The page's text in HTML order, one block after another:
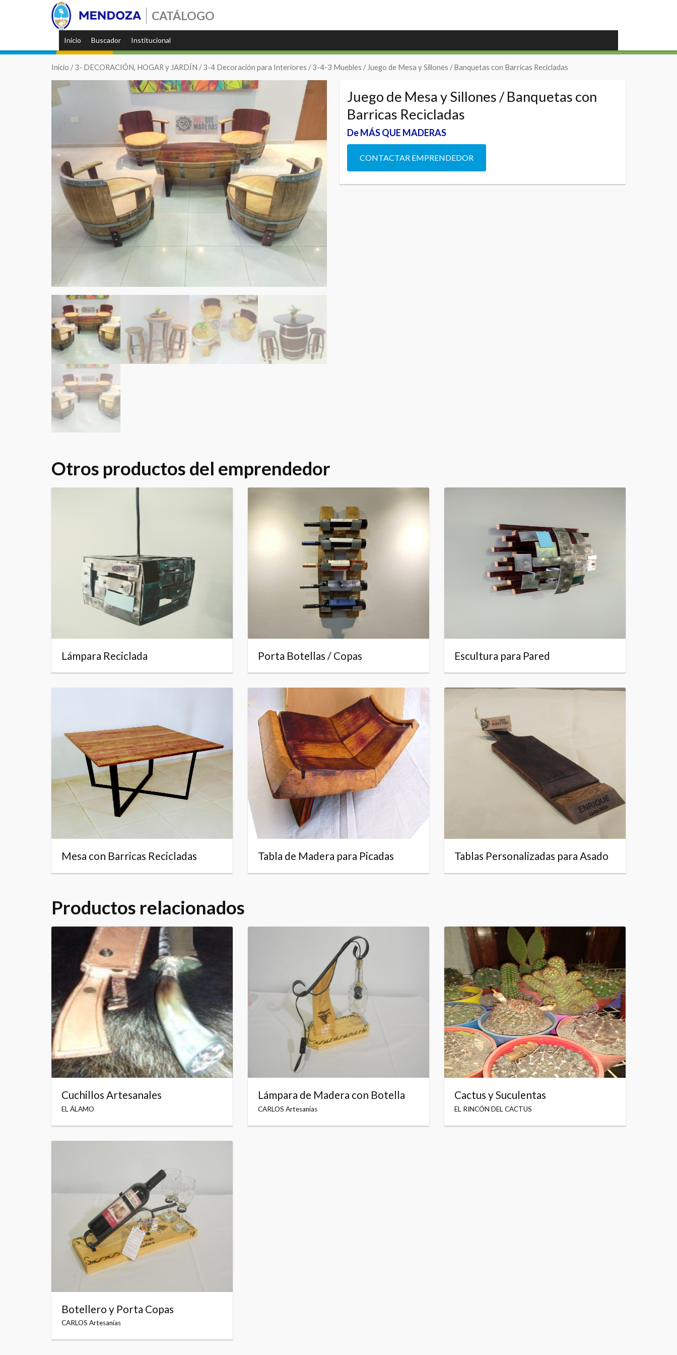
CATÁLOGO
Inicio Buscador Institucional
Inicio /3- DECORACIÓN, HOGAR y JARDÍN /3-4 Decoración para Interiores /3-4-3 Muebles / Juego de Mesa y Sillones / Banquetas con Barricas Recicladas
Juego de Mesa y Sillones / Banquetas con
Barricas Recicladas
De MÁS QUE MADERAS
CONTACTAR EMPRENDEDOR
Otros productos del emprendedor
Lámpara Reciclada Porta Botellas / Copas Escultura para Pared
Mesa con Barricas Recicladas Tabla de Madera para Picadas Tablas Personalizadas para Asado
Productos relacionados
Cuchillos Artesanales
EL ÁLAMO
Lámpara de Madera con Botella
CARLOS Artesanías
Cactus y Suculentas
EL RINCÓN DEL CACTUS
Botellero y Porta Copas
CARLOS Artesanías